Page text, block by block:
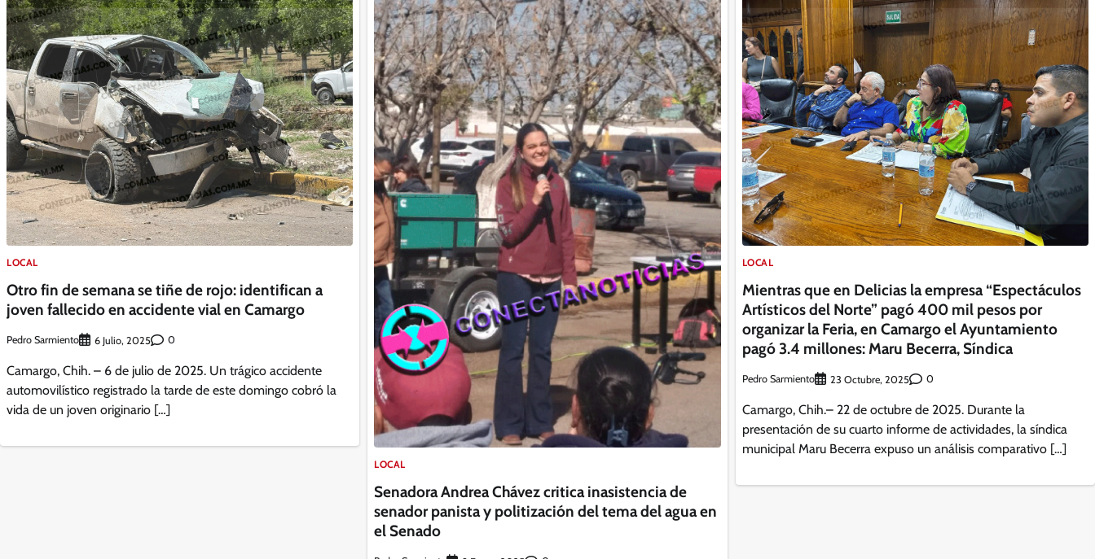
LOCAL
Otro fin de semana se tiñe de rojo: identifican a
joven fallecido en accidente vial en Camargo
Pedro Sarmiento 6 Julio, 2025 0
Camargo, Chih. – 6 de julio de 2025. Un trágico accidente
automovilístico registrado la tarde de este domingo cobró la
vida de un joven originario […]
LOCAL
Senadora Andrea Chávez critica inasistencia de
senador panista y politización del tema del agua en
el Senado
LOCAL
Mientras que en Delicias la empresa “Espectáculos
Artísticos del Norte” pagó 400 mil pesos por
organizar la Feria, en Camargo el Ayuntamiento
pagó 3.4 millones: Maru Becerra, Síndica
Pedro Sarmiento 23 Octubre, 2025 0
Camargo, Chih.– 22 de octubre de 2025. Durante la
presentación de su cuarto informe de actividades, la síndica
municipal Maru Becerra expuso un análisis comparativo […]